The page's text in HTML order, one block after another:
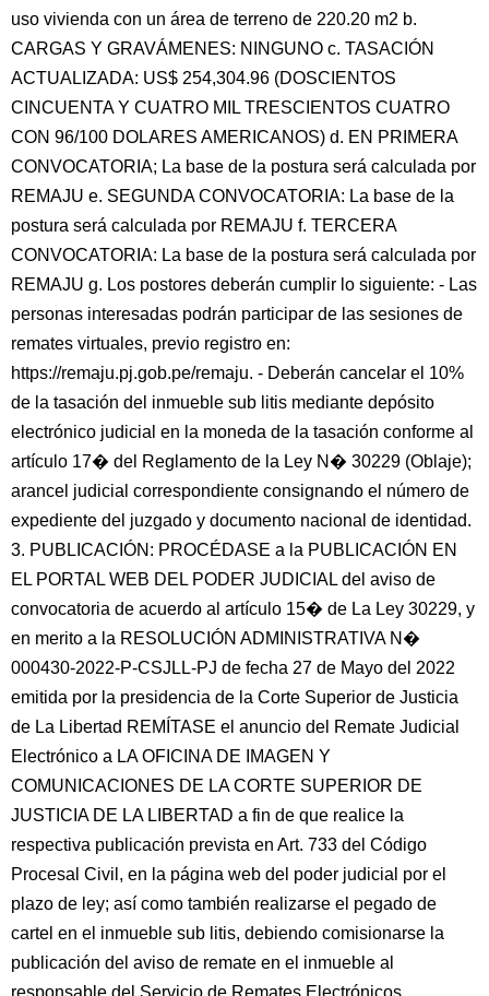
uso vivienda con un área de terreno de 220.20 m2 b.
CARGAS Y GRAVÁMENES: NINGUNO c. TASACIÓN
ACTUALIZADA: US$ 254,304.96 (DOSCIENTOS
CINCUENTA Y CUATRO MIL TRESCIENTOS CUATRO
CON 96/100 DOLARES AMERICANOS) d. EN PRIMERA
CONVOCATORIA; La base de la postura será calculada por
REMAJU e. SEGUNDA CONVOCATORIA: La base de la
postura será calculada por REMAJU f. TERCERA
CONVOCATORIA: La base de la postura será calculada por
REMAJU g. Los postores deberán cumplir lo siguiente: - Las
personas interesadas podrán participar de las sesiones de
remates virtuales, previo registro en:
https://remaju.pj.gob.pe/remaju. - Deberán cancelar el 10%
de la tasación del inmueble sub litis mediante depósito
electrónico judicial en la moneda de la tasación conforme al
artículo 17� del Reglamento de la Ley N� 30229 (Oblaje);
arancel judicial correspondiente consignando el número de
expediente del juzgado y documento nacional de identidad.
3. PUBLICACIÓN: PROCÉDASE a la PUBLICACIÓN EN
EL PORTAL WEB DEL PODER JUDICIAL del aviso de
convocatoria de acuerdo al artículo 15� de La Ley 30229, y
en merito a la RESOLUCIÓN ADMINISTRATIVA N�
000430-2022-P-CSJLL-PJ de fecha 27 de Mayo del 2022
emitida por la presidencia de la Corte Superior de Justicia
de La Libertad REMÍTASE el anuncio del Remate Judicial
Electrónico a LA OFICINA DE IMAGEN Y
COMUNICACIONES DE LA CORTE SUPERIOR DE
JUSTICIA DE LA LIBERTAD a fin de que realice la
respectiva publicación prevista en Art. 733 del Código
Procesal Civil, en la página web del poder judicial por el
plazo de ley; así como también realizarse el pegado de
cartel en el inmueble sub litis, debiendo comisionarse la
publicación del aviso de remate en el inmueble al
responsable del Servicio de Remates Electrónicos